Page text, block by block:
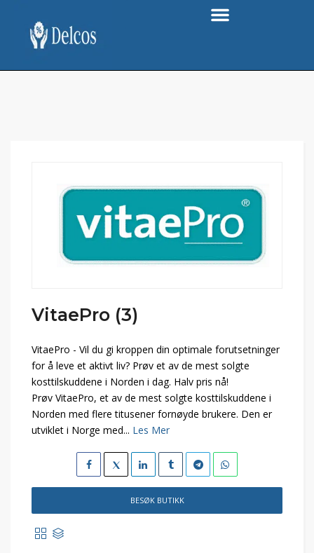
VitaePro (3)
VitaePro - Vil du gi kroppen din optimale forutsetninger
for å leve et aktivt liv? Prøv et av de mest solgte
kosttilskuddene i Norden i dag. Halv pris nå!
Prøv VitaePro, et av de mest solgte kosttilskuddene i
Norden med flere titusener fornøyde brukere. Den er
utviklet i Norge med... Les Mer
BESØK BUTIKK